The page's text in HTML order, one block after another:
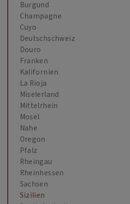
Burgund
Champagne
Cuyo
Deutschschweiz
Douro
Franken
Kalifornien
La Rioja
Miselerland
Mittelrhein
Mosel
Nahe
Oregon
Pfalz
Rheingau
Rheinhessen
Sachsen
Sizilien